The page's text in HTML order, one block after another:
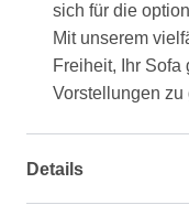
sich für die
Mit unserem
Freiheit, Ihr
Vorstellungen zu
Details